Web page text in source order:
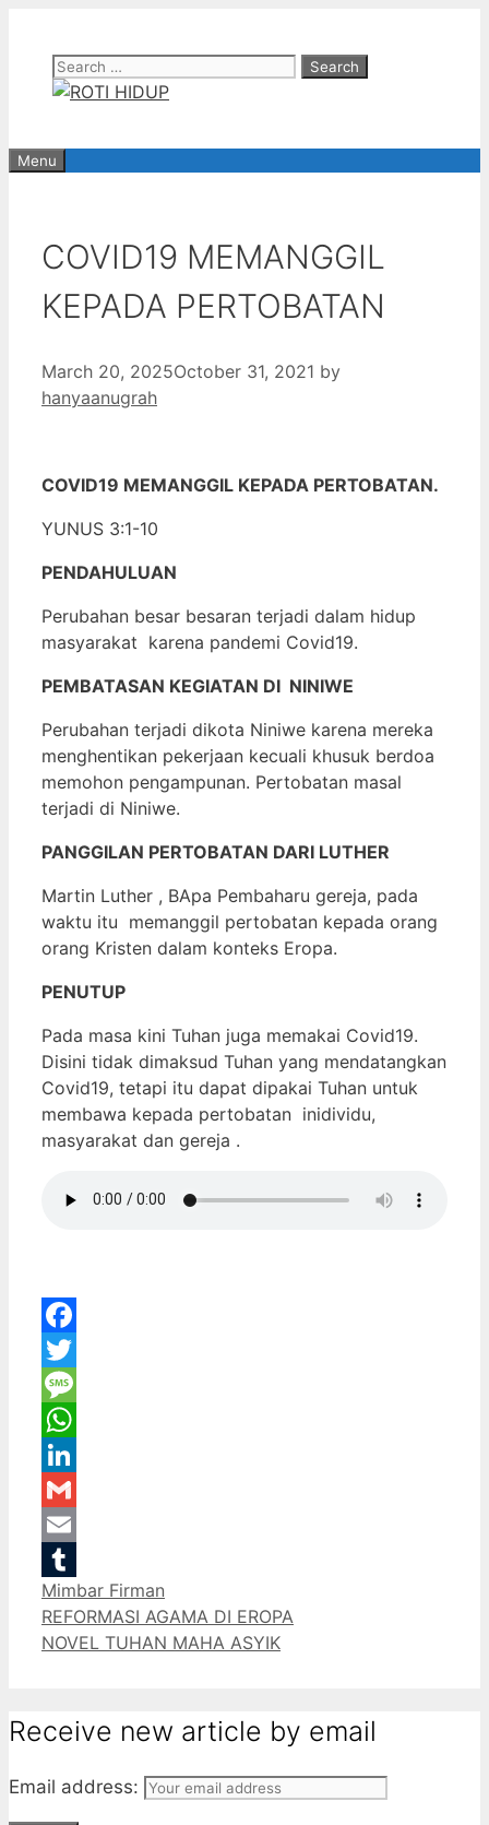
contentSearch
for:
Menu
COVID19 MEMANGGIL
KEPADA PERTOBATAN
March 20, 2025October 31, 2021 by
hanyaanugrah
COVID19 MEMANGGIL KEPADA PERTOBATAN.
YUNUS 3:1-10
PENDAHULUAN
Perubahan besar besaran terjadi dalam hidup
masyarakat karena pandemi Covid19.
PEMBATASAN KEGIATAN DI NINIWE
Perubahan terjadi dikota Niniwe karena mereka
menghentikan pekerjaan kecuali khusuk berdoa
memohon pengampunan. Pertobatan masal
terjadi di Niniwe.
PANGGILAN PERTOBATAN DARI LUTHER
Martin Luther , BApa Pembaharu gereja, pada
waktu itu memanggil pertobatan kepada orang
orang Kristen dalam konteks Eropa.
PENUTUP
Pada masa kini Tuhan juga memakai Covid19.
Disini tidak dimaksud Tuhan yang mendatangkan
Covid19, tetapi itu dapat dipakai Tuhan untuk
membawa kepada pertobatan inidividu,
masyarakat dan gereja .
Facebook
Twitter
Message
WhatsApp
LinkedIn
Gmail
Email
Tumblr
Categories
Mimbar Firman
REFORMASI AGAMA DI EROPA
NOVEL TUHAN MAHA ASYIK
Receive new article by email
Email address: